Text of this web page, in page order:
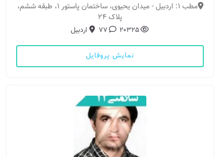
مطب 1: اردبیل - میدان یحیوی، ساختمان پاستور 1، طبقه ششم،
پلاک 24
20325
77 اردبیل
نمایش پروفایل